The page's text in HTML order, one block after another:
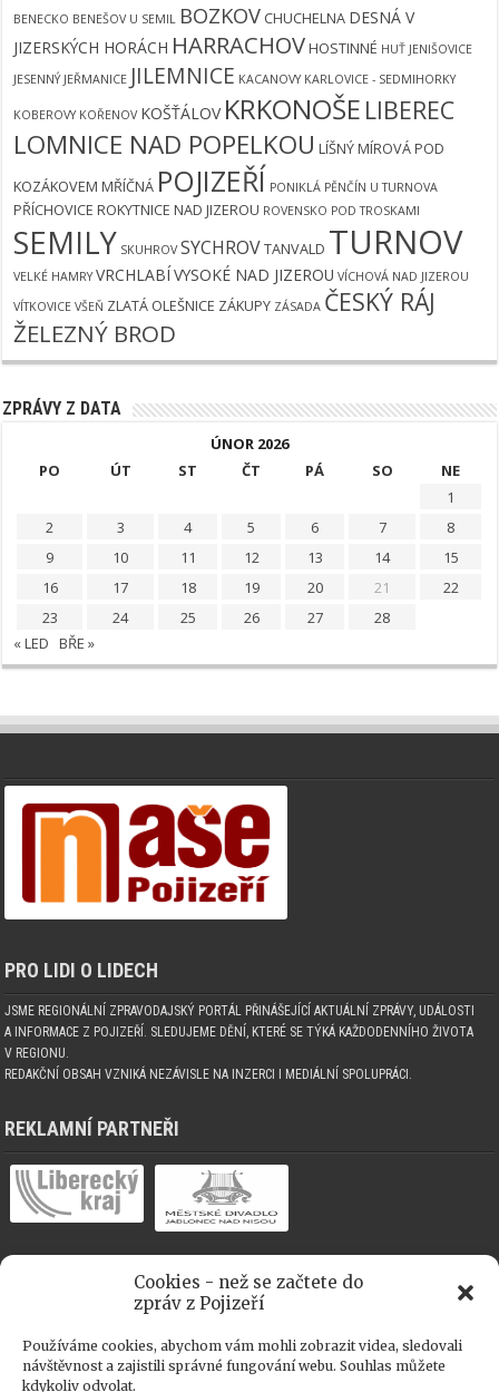
Cookies - než se začtete do
zpráv z Pojizeří
Používáme cookies, abychom vám mohli zobrazit videa, sledovali
návštěvnost a zajistili správné fungování webu. Souhlas můžete
kdykoliv odvolat.
BENECKO BENEŠOV U SEMIL BOZKOV CHUCHELNA DESNÁ V
JIZERSKÝCH HORÁCH HARRACHOVHOSTINNÉ HUŤ JENIŠOVICE
JESENNÝ JEŘMANICE JILEMNICE KACANOVY KARLOVICE - SEDMIHORKY
KOBEROVY KOŘENOV KOŠŤÁLOV KRKONOŠE LIBEREC
LOMNICE NAD POPELKOU LÍŠNÝMÍROVÁ POD
KOZÁKOVEM MŘÍČNÁ POJIZEŘÍ PONIKLÁ PĚNČÍN U TURNOVA
PŘÍCHOVICE ROKYTNICE NAD JIZEROU ROVENSKO POD TROSKAMI
SEMILY SKUHROV SYCHROVTANVALD TURNOV
VELKÉ HAMRY VRCHLABÍ VYSOKÉ NAD JIZEROU VÍCHOVÁ NAD JIZEROU
VÍTKOVICE VŠEŇ ZLATÁ OLEŠNICE ZÁKUPY ZÁSADA ČESKÝ RÁJ
ŽELEZNÝ BROD
ZPRÁVY Z DATA
ÚNOR 2026
PO
ÚT ST ČT PÁ SO
NE
1
2
3 4 5 6 7
8
9
10 11 12 13 14
15
16
17 18 19 20 21
22
23
24 25 26 27
28
« LED BŘE »
PRO LIDI O LIDECH
JSME REGIONÁLNÍ ZPRAVODAJSKÝ PORTÁL PŘINÁŠEJÍCÍ AKTUÁLNÍ ZPRÁVY, UDÁLOSTI
A INFORMACE Z POJIZEŘÍ. SLEDUJEME DĚNÍ, KTERÉ SE TÝKÁ KAŽDODENNÍHO ŽIVOTA
V REGIONU.
REDAKČNÍ OBSAH VZNIKÁ NEZÁVISLE NA INZERCI I MEDIÁLNÍ SPOLUPRÁCI.
REKLAMNÍ PARTNEŘI
MEDIÁLNÍ SPOLUPRÁCE